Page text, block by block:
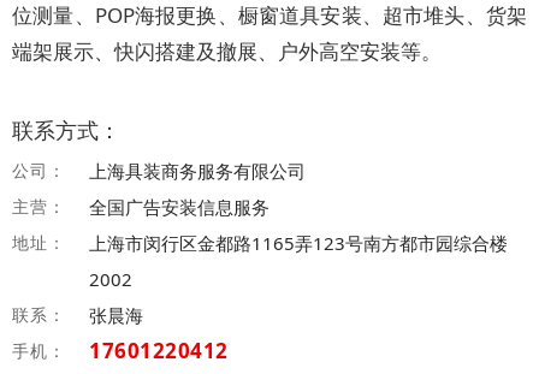
位测量、POP海报更换、橱窗道具安装、超市堆头、货架
端架展示、快闪搭建及撤展、户外高空安装等。
联系方式：
公司： 上海具装商务服务有限公司
主营： 全国广告安装信息服务
地址：
上海市闵行区金都路1165弄123号南方都市园综合楼
2002
联系： 张晨海
手机： 17601220412